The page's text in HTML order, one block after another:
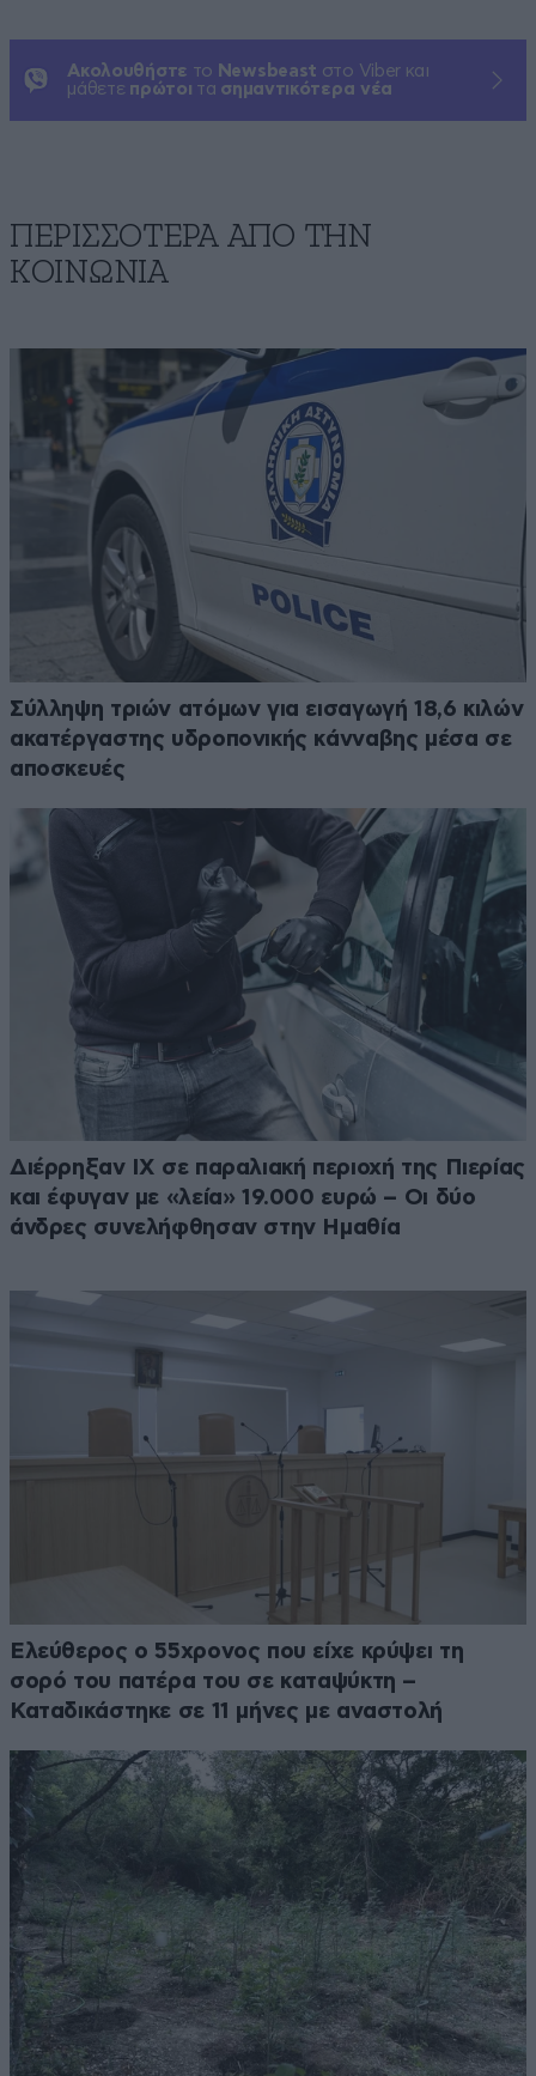
Ακολουθήστε το Newsbeast στο Viber και
μάθετε πρώτοι τα σημαντικότερα νέα
ΠΕΡΙΣΣΟΤΕΡΑ ΑΠΟ ΤΗΝ
ΚΟΙΝΩΝΙΑ
Σύλληψη τριών ατόμων για εισαγωγή 18,6 κιλών
ακατέργαστης υδροπονικής κάνναβης μέσα σε
αποσκευές
Διέρρηξαν ΙΧ σε παραλιακή περιοχή της Πιερίας
και έφυγαν με «λεία» 19.000 ευρώ – Οι δύο
άνδρες συνελήφθησαν στην Ημαθία
Ελεύθερος ο 55χρονος που είχε κρύψει τη
σορό του πατέρα του σε καταψύκτη –
Καταδικάστηκε σε 11 μήνες με αναστολή